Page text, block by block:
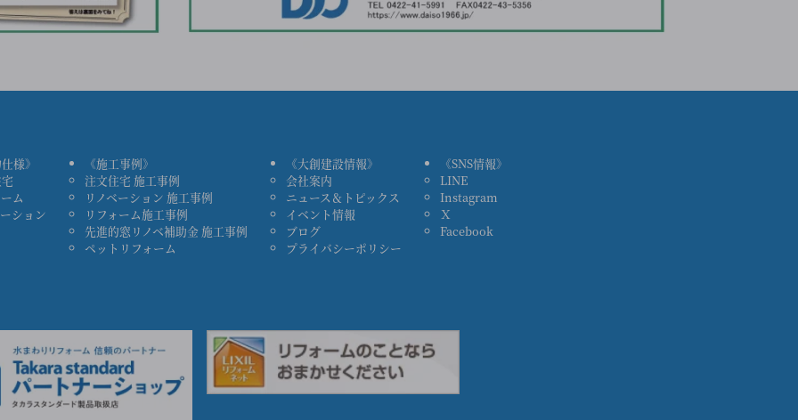
様》
ム
ション
《施工事例》
注文住宅 施工事例
リノベーション 施工事例
リフォーム施工事例
先進的窓リノベ補助金 施工事例
ペットリフォーム
《大創建設情報》
会社案内
ニュース＆トピックス
イベント情報
ブログ
プライバシーポリシー
《SNS情報》
LINE
Instagram
Ｘ
Facebook